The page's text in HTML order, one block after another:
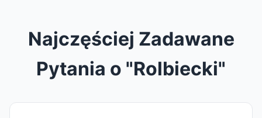
Najczęściej Zadawane
Pytania o "Rolbiecki"